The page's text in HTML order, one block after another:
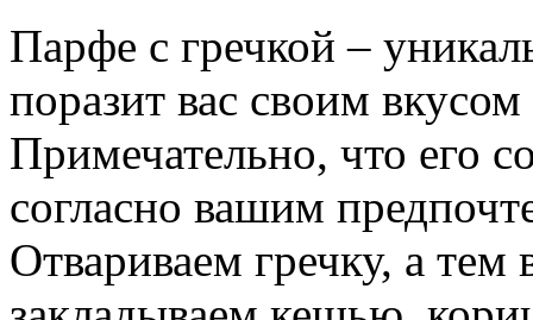
Парфе с гречкой –
поразит вас своим
Примечательно, что его
согласно вашим
Отвариваем гречку, а тем